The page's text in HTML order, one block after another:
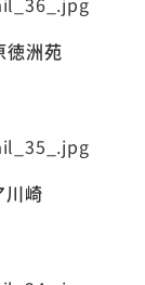
徳洲苑
川崎